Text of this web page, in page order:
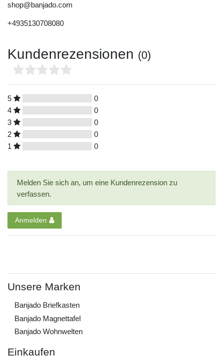
shop@banjado.com
+4935130708080
Kundenrezensionen (0)
5
0
4
0
3
0
2
0
1
0
Melden Sie sich an, um eine Kundenrezension zu
verfassen.
Anmelden
Unsere Marken
Banjado Briefkasten
Banjado Magnettafel
Banjado Wohnwelten
Einkaufen